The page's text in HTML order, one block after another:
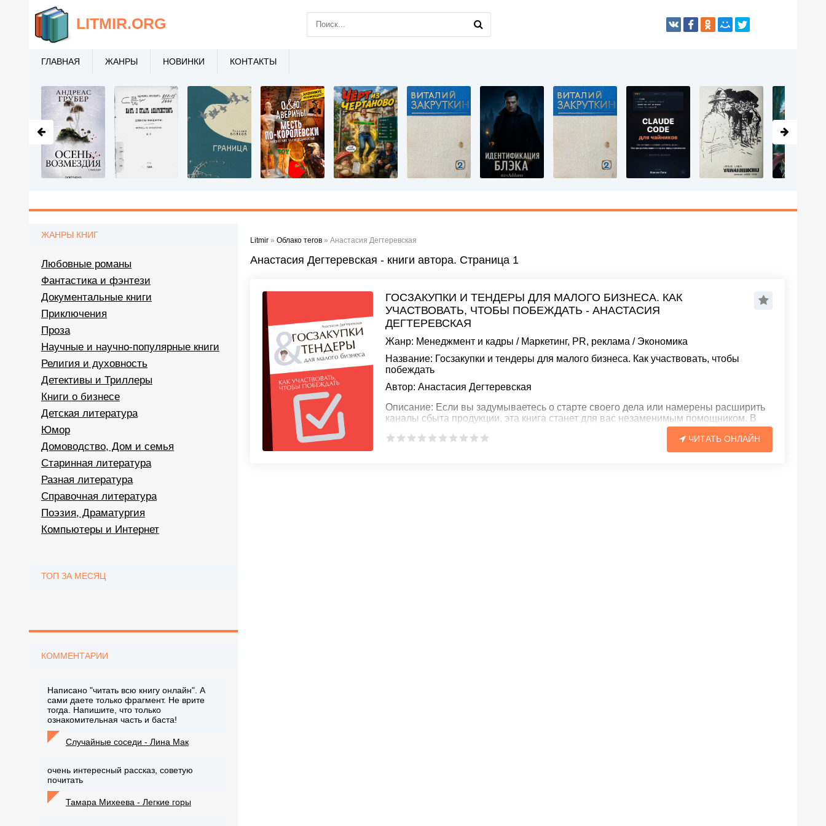
Litmir » Облако тегов » Анастасия Дегтеревская
Анастасия Дегтеревская - книги автора. Страница 1
ГОСЗАКУПКИ И ТЕНДЕРЫ ДЛЯ МАЛОГО БИЗНЕСА. КАК
УЧАСТВОВАТЬ, ЧТОБЫ ПОБЕЖДАТЬ - АНАСТАСИЯ
ДЕГТЕРЕВСКАЯ
Жанр: Менеджмент и кадры / Маркетинг, PR, реклама / Экономика
Название: Госзакупки и тендеры для малого бизнеса. Как участвовать, чтобы
побеждать
Автор: Анастасия Дегтеревская
Описание: Если вы задумываетесь о старте своего дела или намерены расширить
каналы сбыта продукции, эта книга станет для вас незаменимым помощником. В
ЧИТАТЬ ОНЛАЙН
ЖАНРЫ КНИГ
Любовные романы
Фантастика и фэнтези
Документальные книги
Приключения
Проза
Научные и научно-популярные книги
Религия и духовность
Детективы и Триллеры
Книги о бизнесе
Детская литература
Юмор
Домоводство, Дом и семья
Старинная литература
Разная литература
Справочная литература
Поэзия, Драматургия
Компьютеры и Интернет
ТОП ЗА МЕСЯЦ
КОММЕНТАРИИ
Написано "читать всю книгу онлайн". А
сами даете только фрагмент. Не врите
тогда. Напишите, что только
ознакомительная часть и баста!
Случайные соседи - Лина Мак
очень интересный рассказ, советую
почитать
Тамара Михеева - Легкие горы
LITMIR.ORG
ГЛАВНАЯ ЖАНРЫ НОВИНКИ КОНТАКТЫ